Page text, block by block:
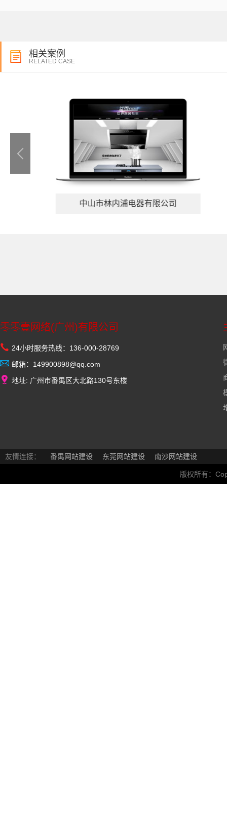
相关案例
RELATED CASE
中山市林内浦电器有限公司
零零壹网络(广州)有限公司
24小时服务热线：136-000-28769
邮箱：149900898@qq.com
地址: 广州市番禺区大北路130号东楼
友情连接： 番禺网站建设 东莞网站建设 南沙网站建设
版权所有：